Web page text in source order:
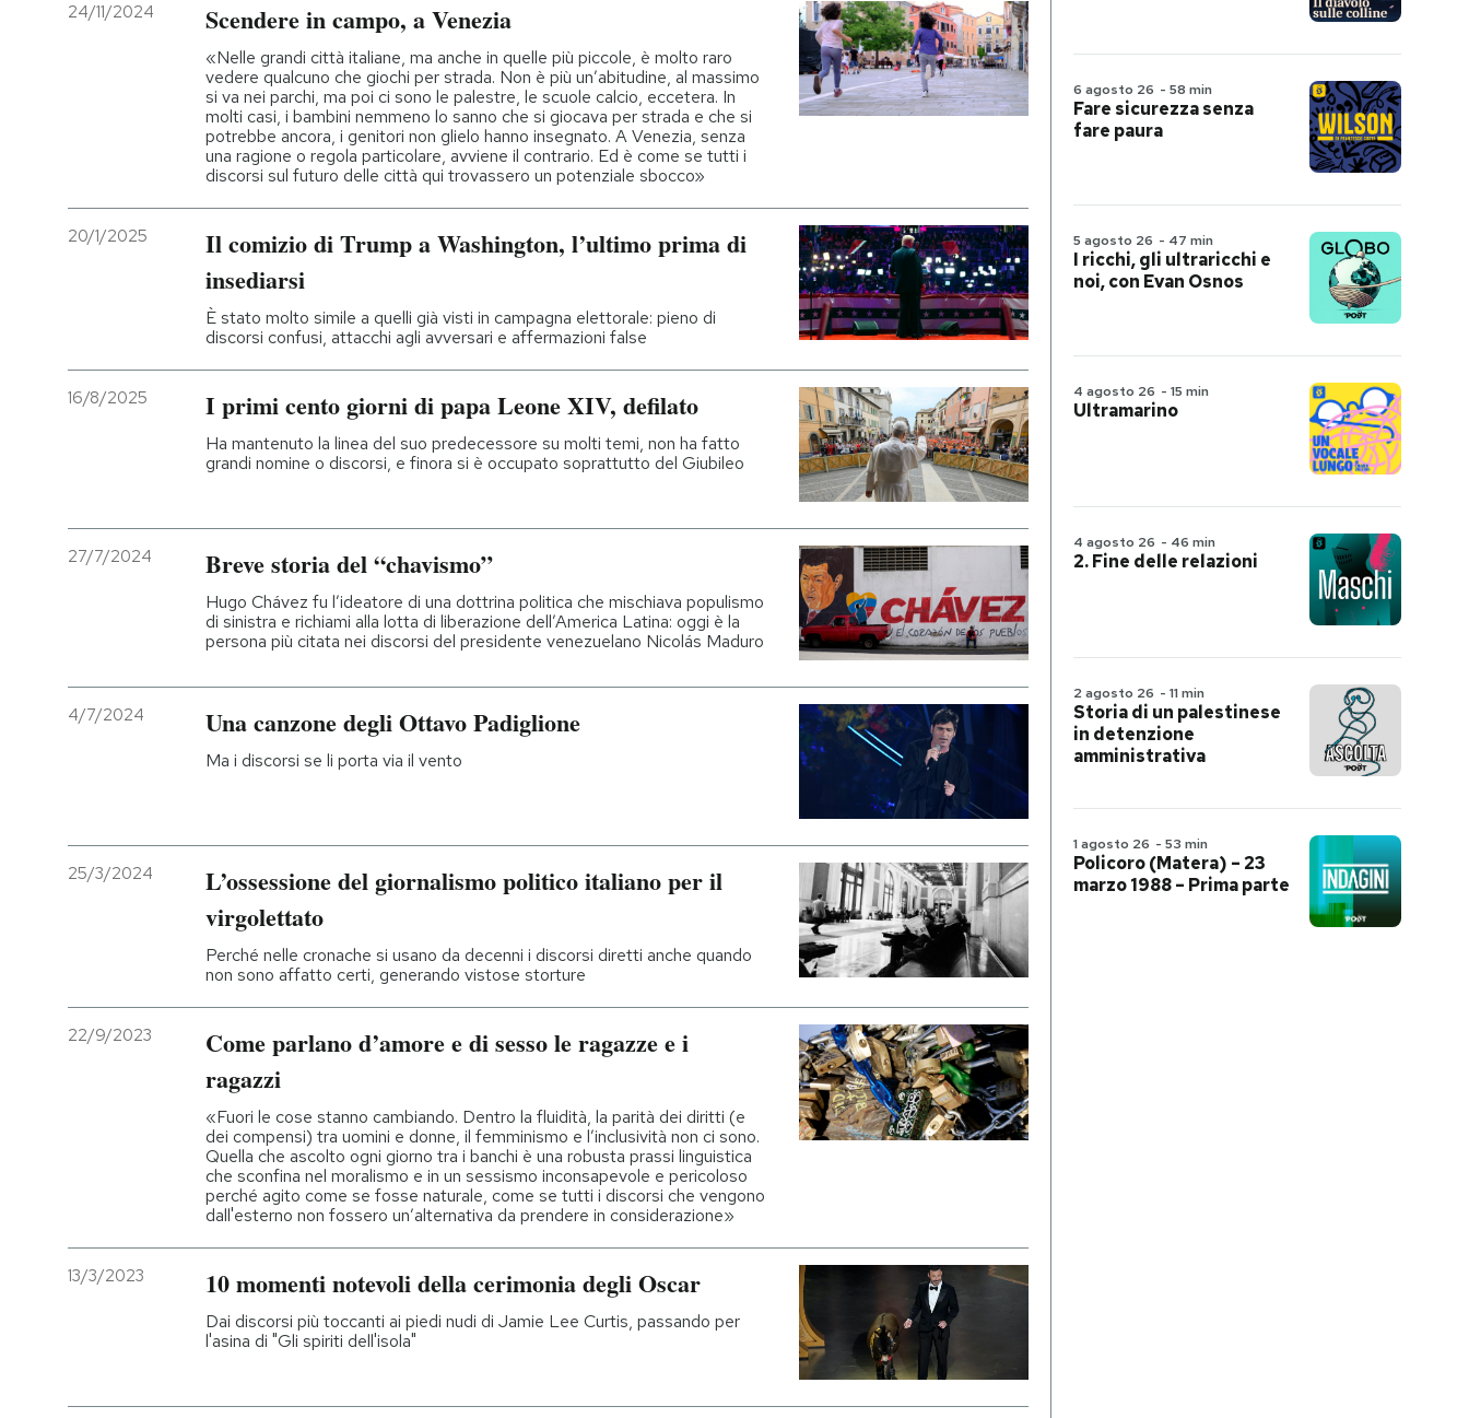
24/11/2024 Scendere in campo, a Venezia
«Nelle grandi città italiane, ma anche in quelle più piccole, è molto raro
vedere qualcuno che giochi per strada. Non è più un’abitudine, al massimo
si va nei parchi, ma poi ci sono le palestre, le scuole calcio, eccetera. In
molti casi, i bambini nemmeno lo sanno che si giocava per strada e che si
potrebbe ancora, i genitori non glielo hanno insegnato. A Venezia, senza
una ragione o regola particolare, avviene il contrario. Ed è come se tutti i
discorsi sul futuro delle città qui trovassero un potenziale sbocco»
20/1/2025
Il comizio di Trump a Washington, l’ultimo prima di
insediarsi
È stato molto simile a quelli già visti in campagna elettorale: pieno di
discorsi confusi, attacchi agli avversari e affermazioni false
16/8/2025 I primi cento giorni di papa Leone XIV, defilato
Ha mantenuto la linea del suo predecessore su molti temi, non ha fatto
grandi nomine o discorsi, e finora si è occupato soprattutto del Giubileo
27/7/2024 Breve storia del “chavismo”
Hugo Chávez fu l’ideatore di una dottrina politica che mischiava populismo
di sinistra e richiami alla lotta di liberazione dell’America Latina: oggi è la
persona più citata nei discorsi del presidente venezuelano Nicolás Maduro
4/7/2024 Una canzone degli Ottavo Padiglione
Ma i discorsi se li porta via il vento
25/3/2024
L’ossessione del giornalismo politico italiano per il
virgolettato
Perché nelle cronache si usano da decenni i discorsi diretti anche quando
non sono affatto certi, generando vistose storture
22/9/2023
Come parlano d’amore e di sesso le ragazze e i
ragazzi
«Fuori le cose stanno cambiando. Dentro la fluidità, la parità dei diritti (e
dei compensi) tra uomini e donne, il femminismo e l’inclusività non ci sono.
Quella che ascolto ogni giorno tra i banchi è una robusta prassi linguistica
che sconfina nel moralismo e in un sessismo inconsapevole e pericoloso
perché agito come se fosse naturale, come se tutti i discorsi che vengono
dall'esterno non fossero un’alternativa da prendere in considerazione»
13/3/2023 10 momenti notevoli della cerimonia degli Oscar
Dai discorsi più toccanti ai piedi nudi di Jamie Lee Curtis, passando per
l'asina di "Gli spiriti dell'isola"
6 agosto 26 - 58 min
Fare sicurezza senza
fare paura
5 agosto 26 - 47 min
I ricchi, gli ultraricchi e
noi, con Evan Osnos
4 agosto 26 - 15 min
Ultramarino
4 agosto 26 - 46 min
2. Fine delle relazioni
2 agosto 26 - 11 min
Storia di un palestinese
in detenzione
amministrativa
1 agosto 26 - 53 min
Policoro (Matera) – 23
marzo 1988 – Prima parte